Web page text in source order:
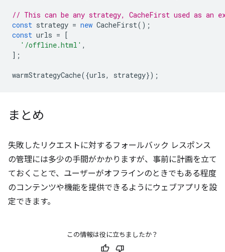
// This can be any strategy, CacheFirst used as an
const strategy = new CacheFirst();
const urls = [
'/offline.html' ,
];
warmStrategyCache({urls, strategy});
まとめ
失敗したリクエストに対するフォールバック レスポンス
の管理には多少の手間がかかりますが、事前に計画を立て
ておくことで、ユーザーがオフラインのときでもある程度
のコンテンツや機能を提供できるようにウェブアプリを設
定できます。
この情報は役に立ちましたか？